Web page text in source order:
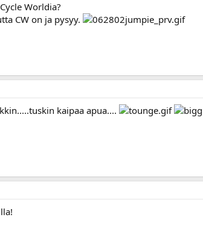
Worldia?
CW on ja pysyy.
kaipaa apua....